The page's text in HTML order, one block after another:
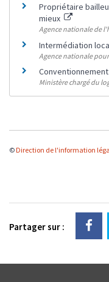
Propriétaire
mieux
Agence nationale de
Intermédiation
Agence nationale
Conventionnement
Ministère chargé du
© Direction de l'information
Partager sur :